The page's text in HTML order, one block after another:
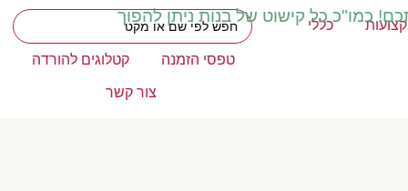
כמו"כ כל קישוט של בנות ניתן להפוך
כללי
טפסי הזמנה קטלוגים להורדה
צור קשר